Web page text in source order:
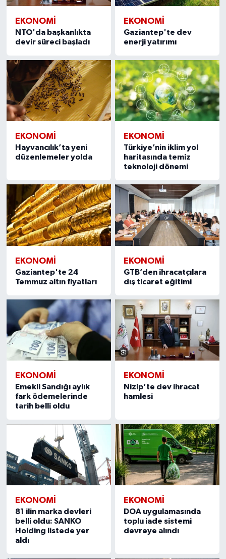
EKONOMI
NTO'da başkanlıkta
devir süreci başladı
EKONOMI
Gaziantep'te dev
enerji yatırımı
EKONOMI
Hayvancılık’ta yeni
düzenlemeler yolda
EKONOMI
Türkiye’nin iklim yol
haritasında temiz
teknoloji dönemi
EKONOMI
Gaziantep'te 24
Temmuz altın fiyatları
EKONOMI
GTB’den ihracatçılara
dış ticaret eğitimi
EKONOMI
Emekli Sandığı aylık
fark ödemelerinde
tarih belli oldu
EKONOMI
Nizip’te dev ihracat
hamlesi
EKONOMI
81 ilin marka devleri
belli oldu: SANKO
Holding listede yer
aldı
EKONOMI
DOA uygulamasında
toplu iade sistemi
devreye alındı